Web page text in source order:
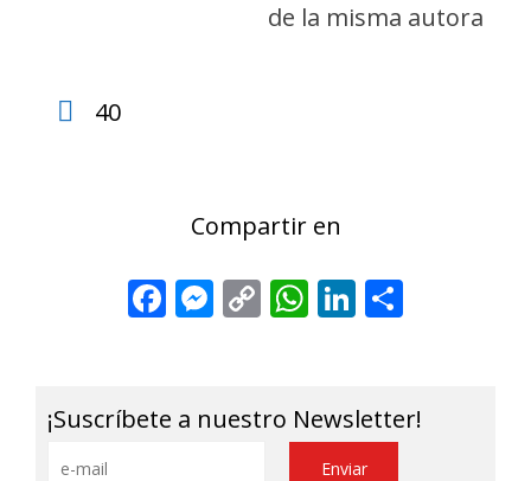
de la misma autora
40
Compartir en
Facebook
Messenger
CopyWhatsApp
LinkedIn
¡Suscríbete a nuestro Newsletter!